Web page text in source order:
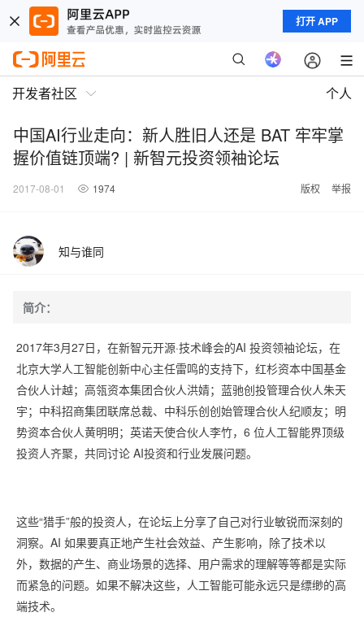
打开 APP
开发者社区 个人
中国AI行业走向：新人胜旧人还是 BAT 牢牢掌
握价值链顶端? | 新智元投资领袖论坛
2017-08-01 1974 版权 举报
知与谁同
简介：
2017年3月27日，在新智元开源·技术峰会的AI 投资领袖论坛，在
北京大学人工智能创新中心主任雷鸣的支持下， 红杉资本中国基金
合伙人计越；高瓴资本集团合伙人洪婧；蓝驰创投管理合伙人朱天
宇；中科招商集团联席总裁、中科乐创创始管理合伙人纪顺友；明
势资本合伙人黄明明；英诺天使合伙人李竹， 6 位人工智能界顶级
投资人齐聚，共同讨论 AI投资和行业发展问题。
这些“猎手”般的投资人，在论坛上分享了自己对行业敏锐而深刻的
洞察。AI 如果要真正地产生社会效益、产生影响，除了技术以
外，数据的产生、商业场景的选择、用户需求的理解等等都是实际
而紧急的问题。如果不解决这些，人工智能可能永远只是缥缈的高
端技术。